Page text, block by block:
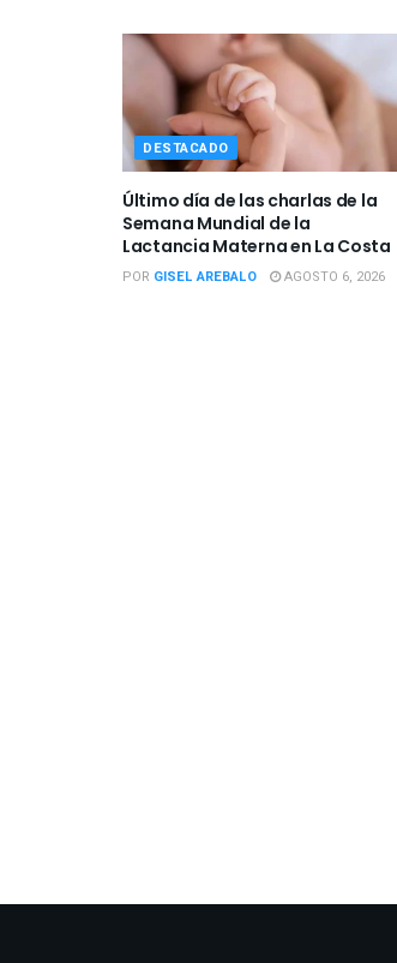
DESTACADO
Último día de las charlas de la
Semana Mundial de la
Lactancia Materna en La Costa
POR GISEL AREBALO AGOSTO 6, 2026